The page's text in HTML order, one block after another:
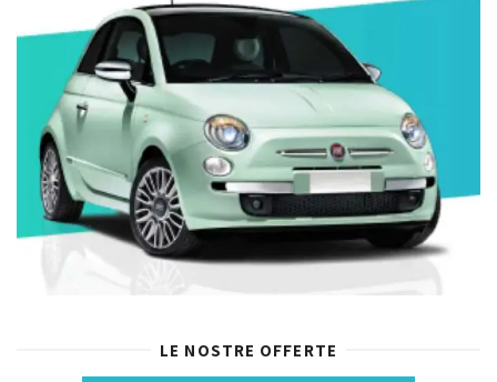
LE NOSTRE OFFERTE